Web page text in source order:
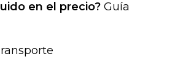
en el precio?Guía